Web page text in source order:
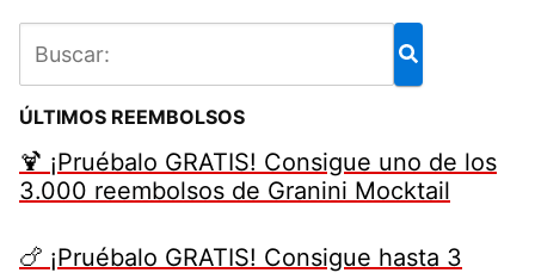
ÚLTIMOS REEMBOLSOS
🍹 ¡Pruébalo GRATIS! Consigue uno de los
3.000 reembolsos de Granini Mocktail
🍗 ¡Pruébalo GRATIS! Consigue hasta 3